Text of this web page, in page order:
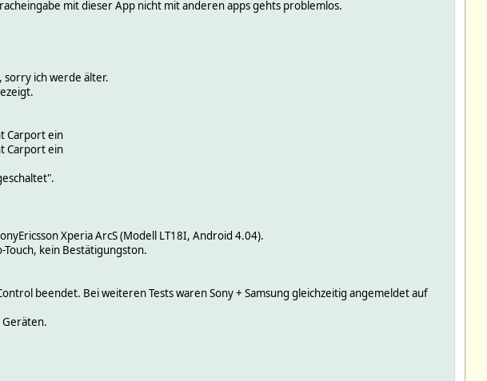
mit dieser App nicht mit anderen apps gehts problemlos.
sorry ich werde älter.
Carport ein
Carport ein
Xperia ArcS (Modell LT18I, Android 4.04).
kein Bestätigungston.
beendet. Bei weiteren Tests waren Sony + Samsung gleichzeitig angemeldet auf
Geräten.